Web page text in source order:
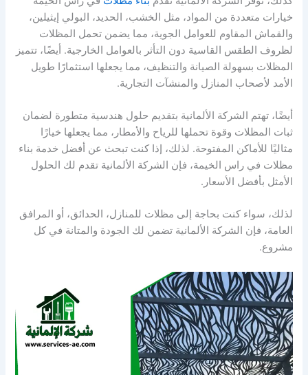
خيارات متعددة من المواد، مثل الخشب، الحديد، البولي إيثيلين،
والقماش المقاوم للعوامل الجوية، مما يضمن تحمل المظلات
لظروف الطقس القاسية دون التأثر بالعوامل الخارجية. أيضًا، تتميز
المظلات بسهولة الصيانة والتنظيف، مما يجعلها استثمارًا طويل
الأمد لأصحاب المنازل والمنشآت التجارية.
أيضًا، تهتم الشركة الألمانية بتقديم حلول هندسية متطورة لضمان
ثبات المظلات وقوة تحملها للرياح والأمطار، مما يجعلها خيارًا
مثاليًا للأماكن المفتوحة. لذلك، إذا كنت تبحث عن أفضل خدمة بناء
مظلات في راس الخيمة، فإن الشركة الألمانية تقدم لك الحلول
الأمثل بأفضل الأسعار.
لذلك، سواء كنت بحاجة إلى مظلات للمنازل، الحدائق، أو المرافق
العامة، فإن الشركة الألمانية تضمن لك الجودة والمتانة في كل
مشروع.